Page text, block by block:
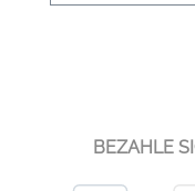
BEZAHLE